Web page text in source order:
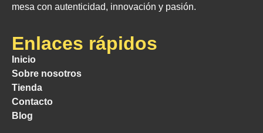
mesa con autenticidad, innovación y pasión.
Enlaces rápidos
Inicio
Sobre nosotros
Tienda
Contacto
Blog